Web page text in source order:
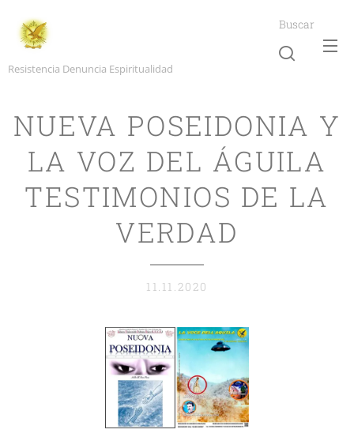
Resistencia Denuncia Espiritualidad
Buscar
NUEVA POSEIDONIA Y
LA VOZ DEL ÁGUILA
TESTIMONIOS DE LA
VERDAD
11.11.2020